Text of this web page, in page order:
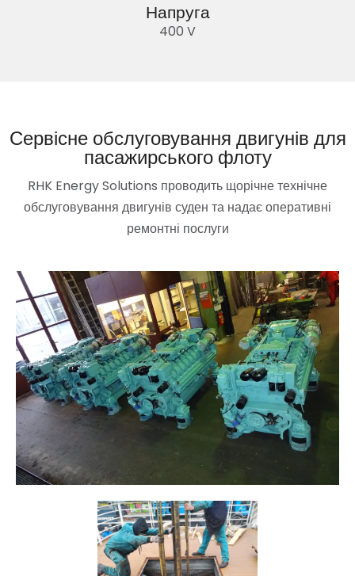
Напруга
400 V
Сервісне обслуговування двигунів для
пасажирського флоту
RHK Energy Solutions проводить щорічне технічне
обслуговування двигунів суден та надає оперативні
ремонтні послуги